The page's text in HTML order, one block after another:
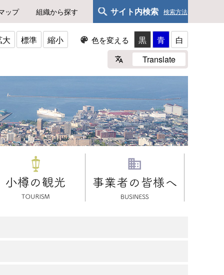
ップ 組織から探す サイト内検索 検索方法
大 標準 縮小 色を変える 黒 青
白
Translate